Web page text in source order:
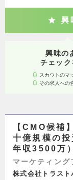
興
興味の
チェッ
スカウトのマ
その求人への
【CMO候補
十億規模の
年収3500万）
マーケティン
株式会社トラスト